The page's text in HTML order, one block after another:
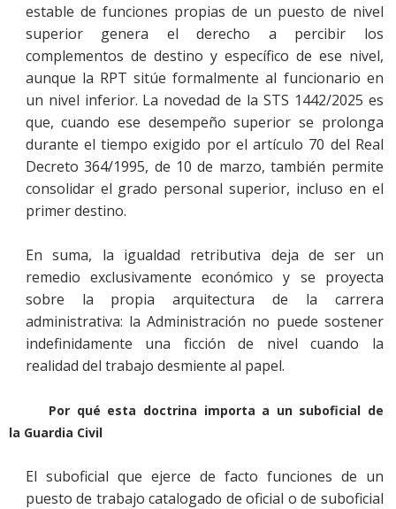
estable de funciones propias de un puesto de nivel
superior genera el derecho a percibir los
complementos de destino y específico de ese nivel,
aunque la RPT sitúe formalmente al funcionario en
un nivel inferior. La novedad de la STS 1442/2025 es
que, cuando ese desempeño superior se prolonga
durante el tiempo exigido por el artículo 70 del Real
Decreto 364/1995, de 10 de marzo, también permite
consolidar el grado personal superior, incluso en el
primer destino.
En suma, la igualdad retributiva deja de ser un
remedio exclusivamente económico y se proyecta
sobre la propia arquitectura de la carrera
administrativa: la Administración no puede sostener
indefinidamente una ficción de nivel cuando la
realidad del trabajo desmiente al papel.
Por qué esta doctrina importa a un suboficial de
la Guardia Civil
El suboficial que ejerce de facto funciones de un
puesto de trabajo catalogado de oficial o de suboficial